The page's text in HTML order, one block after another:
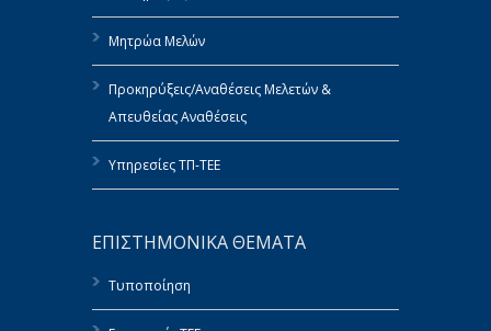
Μητρώα Μελών
Προκηρύξεις/Αναθέσεις Μελετών &
Απευθείας Αναθέσεις
Υπηρεσίες ΤΠ-ΤΕΕ
ΕΠΙΣΤΗΜΟΝΙΚΑ ΘΕΜΑΤΑ
Τυποποίηση